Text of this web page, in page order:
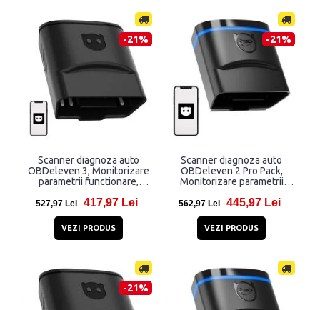
-21%
Scanner diagnoza auto
OBDeleven 3, Monitorizare
parametrii functionare,
527,97 Lei 417,97 Lei
VEZI PRODUS
-21%
Scanner diagnoza auto
OBDeleven 2 Pro Pack,
Monitorizare parametrii
Negru
562,97 Lei 445,97 Lei
VEZI PRODUS
-21%